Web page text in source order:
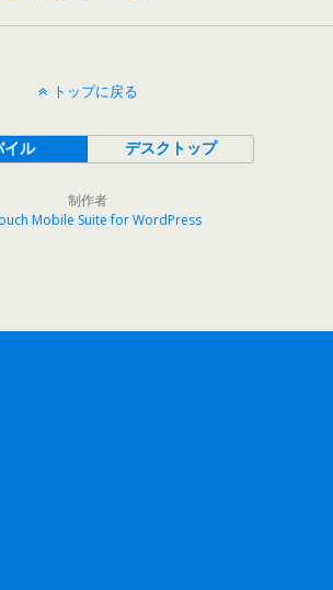
トップに戻る
イル デスクトップ
制作者
Mobile Suite for WordPress